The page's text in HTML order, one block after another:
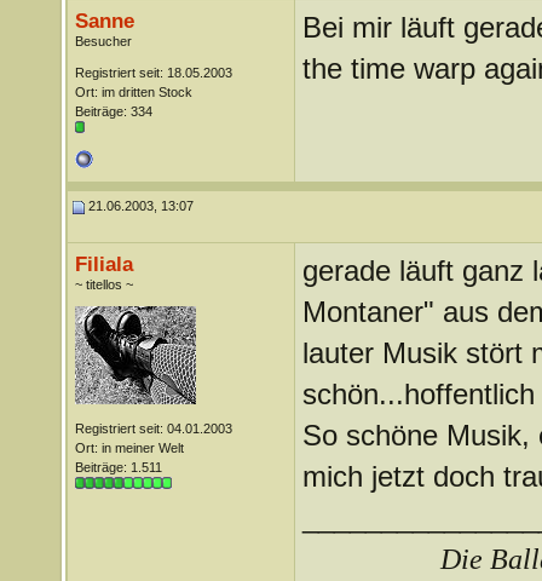
Sanne
Besucher
Registriert seit: 18.05.2003
Ort: im dritten Stock
Beiträge: 334
Bei mir läuft
the time warp
21.06.2003, 13:07
Filiala
~ titellos ~
Registriert seit: 04.01.2003
Ort: in meiner Welt
Beiträge: 1.511
gerade läuft ganz
Montaner" aus
lauter Musik stört
So schöne Musik,
mich jetzt doch
Die